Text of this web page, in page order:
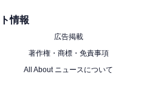
まないことに対して使われ
使われる場合は前者の意味
情報
広告掲載
著作権・商標・免責事項
All About ニュースについて